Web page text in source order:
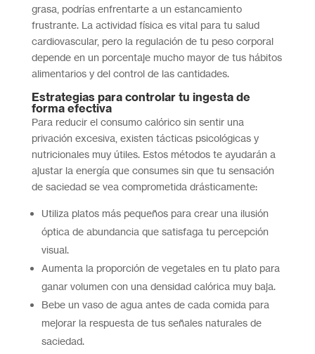
grasa, podrías enfrentarte a un estancamiento
frustrante. La actividad física es vital para tu salud
cardiovascular, pero la regulación de tu peso corporal
depende en un porcentaje mucho mayor de tus hábitos
alimentarios y del control de las cantidades.
Estrategias para controlar tu ingesta de
forma efectiva
Para reducir el consumo calórico sin sentir una
privación excesiva, existen tácticas psicológicas y
nutricionales muy útiles. Estos métodos te ayudarán a
ajustar la energía que consumes sin que tu sensación
de saciedad se vea comprometida drásticamente:
Utiliza platos más pequeños para crear una ilusión
óptica de abundancia que satisfaga tu percepción
visual.
Aumenta la proporción de vegetales en tu plato para
ganar volumen con una densidad calórica muy baja.
Bebe un vaso de agua antes de cada comida para
mejorar la respuesta de tus señales naturales de
saciedad.